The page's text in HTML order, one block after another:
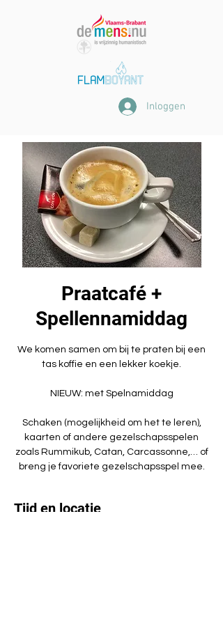
Inloggen
Praatcafé +
Spellennamiddag
We komen samen om bij te praten bij een
tas koffie en een lekker koekje.
NIEUW: met Spelnamiddag
Schaken (mogelijkheid om het te leren),
kaarten of andere gezelschapsspelen
zoals Rummikub, Catan, Carcassonne,… of
breng je favoriete gezelschapsspel mee.
Tijd en locatie